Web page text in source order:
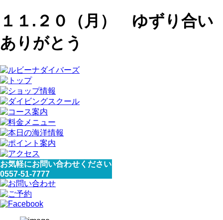
１１.２０（月） ゆずり合い
ありがとう
お気軽にお問い合わせください
0557-51-7777